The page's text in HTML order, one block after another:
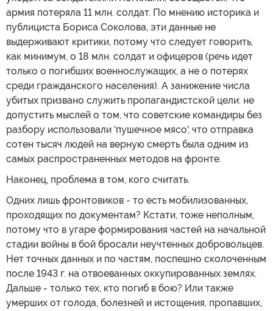
армия потеряла 11 млн. солдат. По мнению историка и
публициста Бориса Соколова, эти данные не
выдерживают критики, потому что следует говорить,
как минимум, о 18 млн. солдат и офицеров (речь идет
только о погибших военнослужащих, а не о потерях
среди гражданского населения). А занижение числа
убитых призвано служить пропагандистской цели: не
допустить мыслей о том, что советские командиры без
разбору использовали 'пушечное мясо', что отправка
сотен тысяч людей на верную смерть была одним из
самых распространенных методов на фронте.
Наконец, проблема в том, кого считать.
Одних лишь фронтовиков - то есть мобилизованных,
проходящих по документам? Кстати, тоже неполным,
потому что в угаре формирования частей на начальной
стадии войны в бой бросали неучтенных добровольцев.
Нет точных данных и по частям, поспешно сколоченным
после 1943 г. на отвоеванных оккупированных землях.
Дальше - только тех, кто погиб в бою? Или также
умерших от голода, болезней и истощения, пропавших,